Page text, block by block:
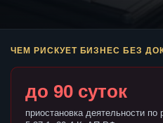
ЧЕМ РИСКУЕТ БИЗНЕС БЕЗ
до 90 суток
приостановка деятельности